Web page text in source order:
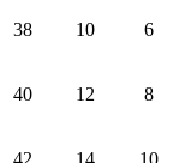
38 10 6
40 12 8
42 14 10